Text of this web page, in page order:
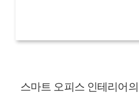
스마트 오피스 인테리어